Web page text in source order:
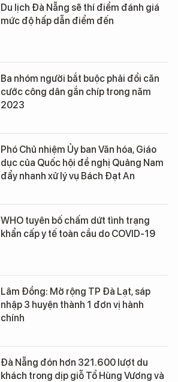
Du lịch Đà Nẵng sẽ thí điểm đánh giá
mức độ hấp dẫn điểm đến
Ba nhóm người bắt buộc phải đổi căn
cước công dân gắn chíp trong năm
2023
Phó Chủ nhiệm Ủy ban Văn hóa, Giáo
dục của Quốc hội đề nghị Quảng Nam
đẩy nhanh xử lý vụ Bách Đạt An
WHO tuyên bố chấm dứt tình trạng
khẩn cấp y tế toàn cầu do COVID-19
Lâm Đồng: Mở rộng TP Đà Lạt, sáp
nhập 3 huyện thành 1 đơn vị hành
chính
Đà Nẵng đón hơn 321.600 lượt du
khách trong dịp giỗ Tổ Hùng Vương và